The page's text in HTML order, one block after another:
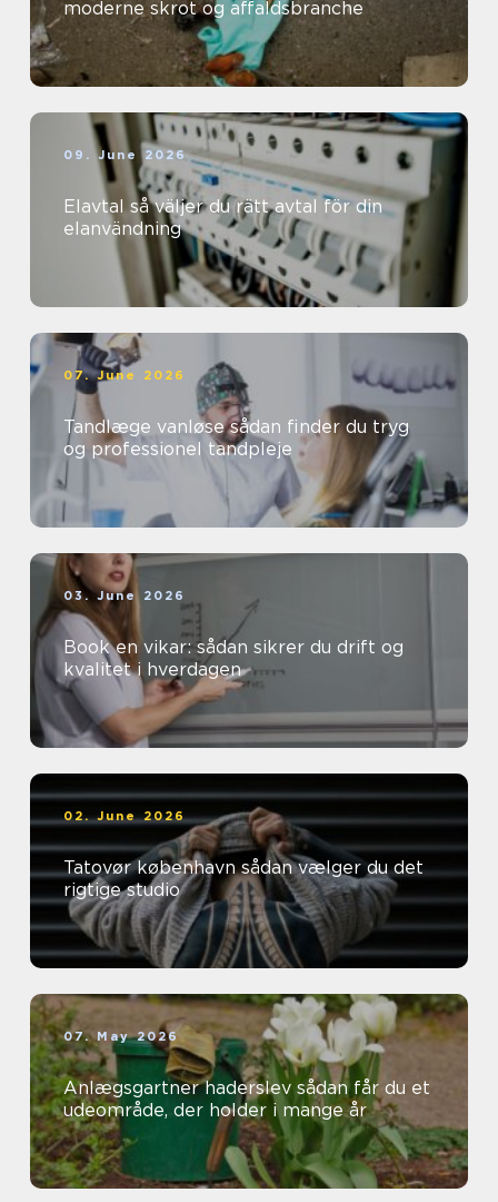
moderne skrot og affaldsbranche
09. June 2026
Elavtal så väljer du rätt avtal för din
elanvändning
07. June 2026
Tandlæge vanløse sådan finder du tryg
og professionel tandpleje
03. June 2026
Book en vikar: sådan sikrer du drift og
kvalitet i hverdagen
02. June 2026
Tatovør københavn sådan vælger du det
rigtige studio
07. May 2026
Anlægsgartner haderslev sådan får du et
udeområde, der holder i mange år